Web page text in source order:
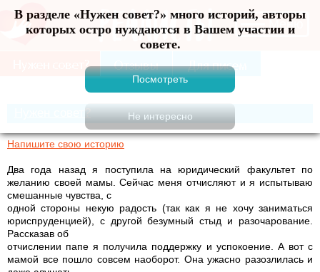
В разделе «Нужен совет?» много историй, авторы
которых остро нуждаются в Вашем участии и
совете.
Меню
Нужен совет?
Напишите свою историю
Два года назад я поступила на юридический факультет по
желанию своей мамы. Сейчас меня отчисляют и я испытываю
смешанные чувства, с
одной стороны некую радость (так как я не хочу заниматься
юриспруденцией), с другой безумный стыд и разочарование.
Рассказав об
отчислении папе я получила поддержку и успокоение. А вот с
мамой все пошло совсем наоборот. Она ужасно разозлилась и